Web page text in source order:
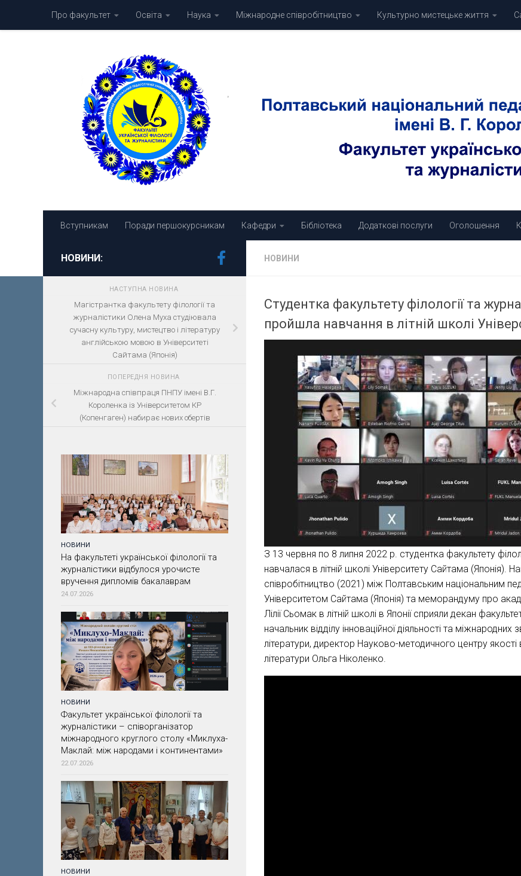
Skip to contentПро факультет Освіта Наука Міжнародне співробітництво Культурно мистецьке життя
Вступникам Поради першокурсникам Кафедри Бібліотека Додаткові послуги Оголошення
НОВИНИ
Студентка факультету філології та
пройшла навчання в літній школі
З 13 червня по 8 липня 2022 р. студентка факультету
навчалася в літній школі Університету Сайтама
співробітництво (2021) між Полтавським національним
Університетом Сайтама (Японія) та меморандуму про
Лілії Сьомак в літній школі в Японії сприяли декан
начальник відділу інноваційної діяльності та міжнародних
літератури, директор Науково-методичного центру якості
літератури Ольга Ніколенко.
НОВИНИ:
НАСТУПНА НОВИНА
Магістрантка факультету філології та
журналістики Олена Муха студіювала
сучасну культуру, мистецтво і літературу
англійською мовою в Університеті
Сайтама (Японія)
ПОПЕРЕДНЯ НОВИНА
Міжнародна співпраця ПНПУ імені В.Г.
Короленка із Університетом КР
(Копенгаген) набирає нових обертів
НОВИНИ
На факультеті української філології та
журналістики відбулося урочисте
вручення дипломів бакалаврам
24.07.2026
НОВИНИ
Факультет української філології та
журналістики – співорганізатор
міжнародного круглого столу «Миклуха-
Маклай: між народами і континентами»
22.07.2026
НОВИНИ